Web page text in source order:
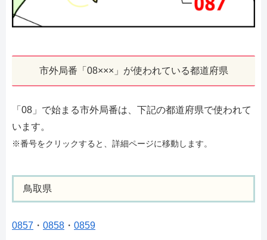
市外局番「08×××」が使われている都道府県
「08」で始まる市外局番は、下記の都道府県で使われて
います。
※番号をクリックすると、詳細ページに移動します。
鳥取県
0857 ・ 0858 ・ 0859